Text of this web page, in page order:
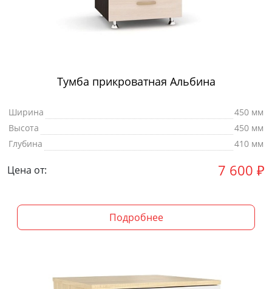
Тумба прикроватная Альбина
Ширина
450 мм
Высота
450 мм
Глубина
410 мм
Цена от: 7 600 ₽
Подробнее